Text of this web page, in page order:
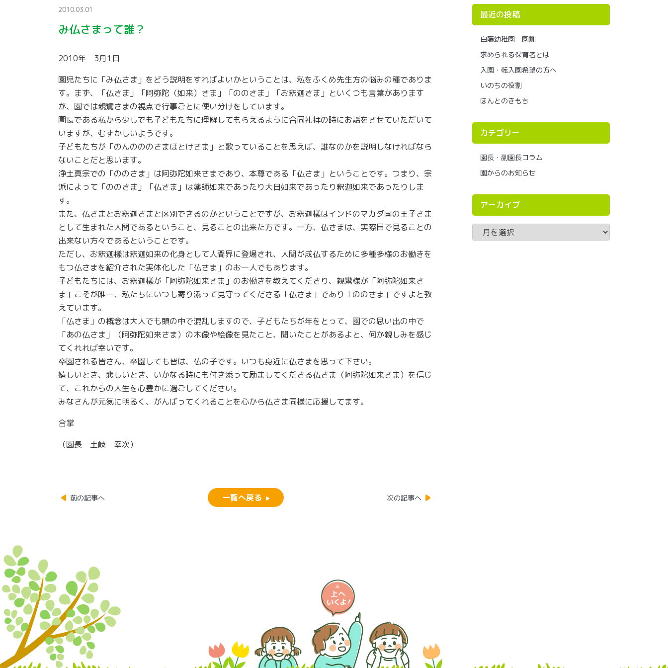
2010.03.01
み仏さまって誰？
2010年 3月1日
園児たちに「み仏さま」をどう説明をすればよいかということは、私をふくめ先生方の悩みの種でありま
す。まず、「仏さま」「阿弥陀（如来）さま」「ののさま」「お釈迦さま」といくつも言葉があります
が、園では親鸞さまの視点で行事ごとに使い分けをしています。
園長である私から少しでも子どもたちに理解してもらえるように合同礼拝の時にお話をさせていただいて
いますが、むずかしいようです。
子どもたちが「のんのののさまほとけさま」と歌っていることを思えば、誰なのかを説明しなければなら
ないことだと思います。
浄土真宗での「ののさま」は阿弥陀如来さまであり、本尊である「仏さま」ということです。つまり、宗
派によって「ののさま」「仏さま」は薬師如来であったり大日如来であったり釈迦如来であったりしま
す。
また、仏さまとお釈迦さまと区別できるのかということですが、お釈迦樣はインドのマカダ国の王子さま
として生まれた人間であるということ、見ることの出来た方です。一方、仏さまは、実際目で見ることの
出来ない方々であるということです。
ただし、お釈迦樣は釈迦如来の化身として人間界に登場され、人間が成仏するために多種多様のお働きを
もつ仏さまを紹介された実体化した「仏さま」のお一人でもあります。
子どもたちには、お釈迦樣が「阿弥陀如来さま」のお働きを教えてくださり、親鸞様が「阿弥陀如来さ
ま」こそが唯一、私たちにいつも寄り添って見守ってくださる「仏さま」であり「ののさま」ですよと教
えています。
「仏さま」の概念は大人でも頭の中で混乱しますので、子どもたちが年をとって、園での思い出の中で
「あの仏さま」（阿弥陀如来さま）の木像や絵像を見たこと、聞いたことがあるよと、何か親しみを感じ
てくれれば幸いです。
卒園される皆さん、卒園しても皆は、仏の子です。いつも身近に仏さまを思って下さい。
嬉しいとき、悲しいとき、いかなる時にも付き添って励ましてくださる仏さま（阿弥陀如来さま）を信じ
て、これからの人生を心豊かに過ごしてください。
みなさんが元気に明るく、がんばってくれることを心から仏さま同様に応援してます。
合掌
（園長 土岐 幸次）
前の記事へ 次の記事へ
一覧へ戻る
最近の投稿
白藤幼稚園 園訓
求められる保育者とは
入園・転入園希望の方へ
いのちの役割
ほんとのきもち
カテゴリー
園長・副園長コラム
園からのお知らせ
アーカイブ